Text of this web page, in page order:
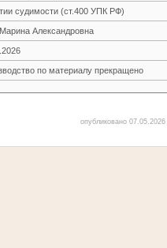
судимости (ст.400 УПК РФ)
Александровна
по материалу прекращено
опубликовано